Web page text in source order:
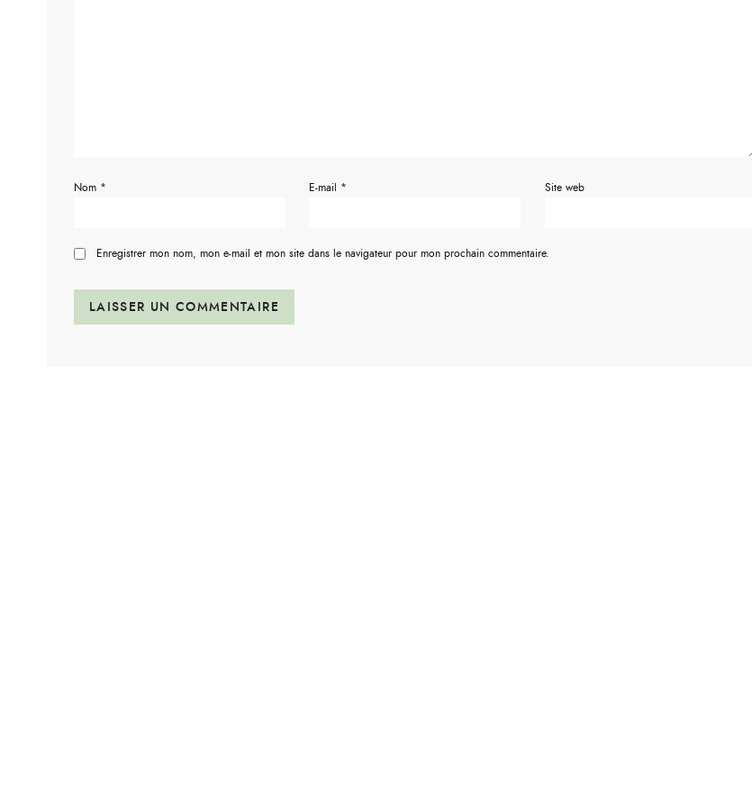
Nom * E-mail * Site web
Enregistrer mon nom, mon e-mail et mon site dans le navigateur pour mon prochain commentaire.